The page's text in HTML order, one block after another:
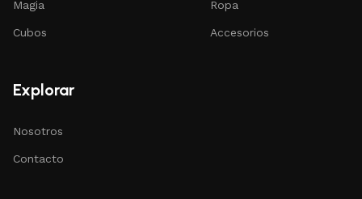
Magia
Cubos
Ropa
Accesorios
Explorar
Nosotros
Contacto